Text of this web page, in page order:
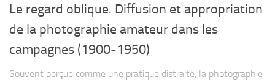
Le regard oblique. Diffusion et appropriation
de la photographie amateur dans les
campagnes (1900-1950)
Souvent perçue comme une pratique distraite, la photographie